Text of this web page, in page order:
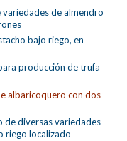
de almendro
bajo riego, en
producción de trufa
albaricoquero con dos
de diversas variedades
riego localizado